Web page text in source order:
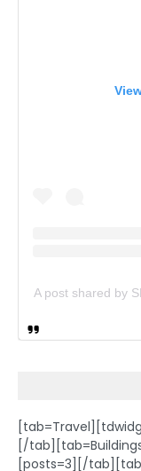
A post shared by
[/
[posts=3][/